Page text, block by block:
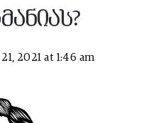
2021 at 1:46 am